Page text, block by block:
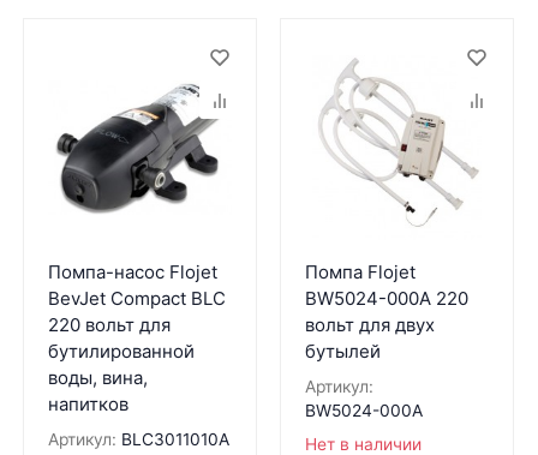
Помпа-насос Flojet
BevJet Compact BLC
220 вольт для
бутилированной
воды, вина,
напитков
Артикул: BLC3011010A
Помпа Flojet
BW5024-000A 220
вольт для двух
бутылей
Артикул:
BW5024-000A
Нет в наличии